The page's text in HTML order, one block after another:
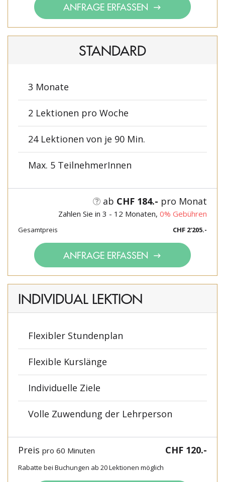
ANFRAGE ERFASSEN
STANDARD
3 Monate
2 Lektionen pro Woche
24 Lektionen von je 90 Min.
Max. 5 TeilnehmerInnen
ab CHF 184.- pro Monat
Zahlen Sie in 3 - 12 Monaten, 0% Gebühren
Gesamtpreis CHF 2'205.-
ANFRAGE ERFASSEN
INDIVIDUAL LEKTION
Flexibler Stundenplan
Flexible Kurslänge
Individuelle Ziele
Volle Zuwendung der Lehrperson
Preis pro 60 Minuten CHF 120.-
Rabatte bei Buchungen ab 20 Lektionen möglich